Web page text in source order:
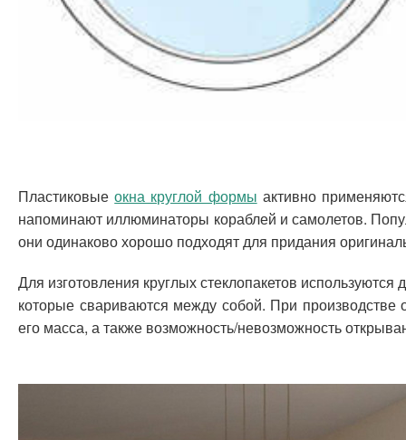
Пластиковыеокна круглой формы активно
напоминают иллюминаторы кораблей и самолетов.
они одинаково хорошо подходят для придания
Для изготовления круглых стеклопакетов
которые свариваются между собой. При производстве
его масса, а также возможность/невозможность